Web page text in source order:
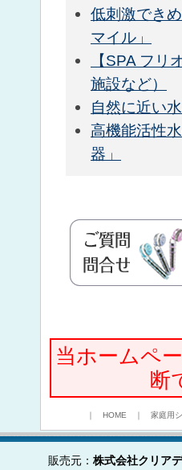
低刺激でき
マイル」
【SPA フ
施設など）
自然に近い
高機能活性
器」
当ホームペ
断
｜ HOME ｜ 家庭用
販売元： 株式会社クリア